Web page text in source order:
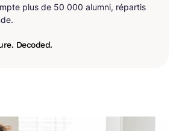
plus de 50 000 alumni, répartis
Decoded.